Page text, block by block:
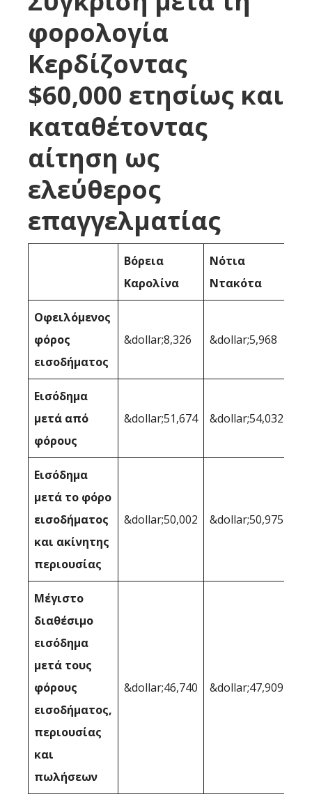
φορολογία
Κερδίζοντας
$60,000 ετησίως και
καταθέτοντας
αίτηση ως
ελεύθερος
επαγγελματίας
Βόρεια
Καρολίνα
Νότια
Ντακότα
Οφειλόμενος
φόρος
εισοδήματος
&dollar;8,326 &dollar;5,968
Εισόδημα
μετά από
φόρους
&dollar;51,674 &dollar;54,032
Εισόδημα
μετά το φόρο
εισοδήματος
και ακίνητης
περιουσίας
&dollar;50,002 &dollar;50,975
Μέγιστο
διαθέσιμο
εισόδημα
μετά τους
φόρους
εισοδήματος,
περιουσίας
και
πωλήσεων
&dollar;46,740 &dollar;47,909